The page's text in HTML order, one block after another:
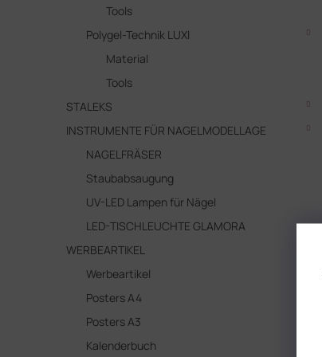
Tools
Polygel-Technik LUXI
Material
Tools
STALEKS
INSTRUMENTE FÜR NAGELMODELLAGE
NAGELFRÄSER
Staubabsaugung
UV-LED Lampen für Nägel
LED-TISCHLEUCHTE GLAMORA
WERBEARTIKEL
Werbeartikel
Posters A4
Posters A3
Kalenderbuch